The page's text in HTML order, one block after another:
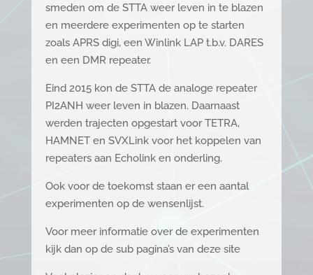
smeden om de STTA weer leven in te blazen
en meerdere experimenten op te starten
zoals APRS digi, een Winlink LAP t.b.v. DARES
en een DMR repeater.
Eind 2015 kon de STTA de analoge repeater
PI2ANH weer leven in blazen. Daarnaast
werden trajecten opgestart voor TETRA,
HAMNET en SVXLink voor het koppelen van
repeaters aan Echolink en onderling.
Ook voor de toekomst staan er een aantal
experimenten op de wensenlijst.
Voor meer informatie over de experimenten
kijk dan op de sub pagina’s van deze site